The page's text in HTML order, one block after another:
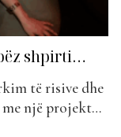
shpirti…
të risive dhe
një projekt